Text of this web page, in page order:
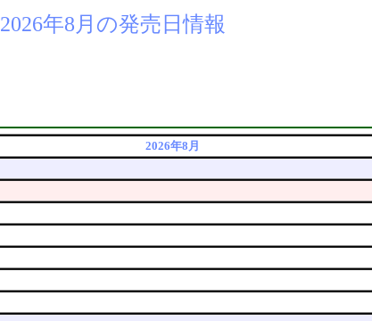
2026年8月の発売日情報
2026年8月